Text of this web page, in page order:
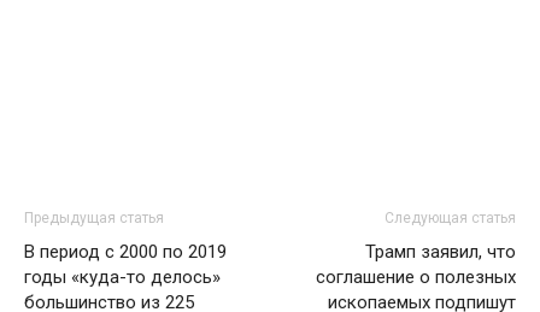
Предыдущая статья
В период с 2000 по 2019
годы «куда-то делось»
большинство из 225
Следующая статья
Трамп заявил, что
соглашение о полезных
ископаемых подпишут